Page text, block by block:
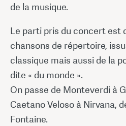
de la musique.
Le parti pris du concert est
chansons de répertoire,
classique mais aussi de la
dite « du monde ».
On passe de Monteverdi à
Caetano Veloso à Nirvana,
Fontaine.